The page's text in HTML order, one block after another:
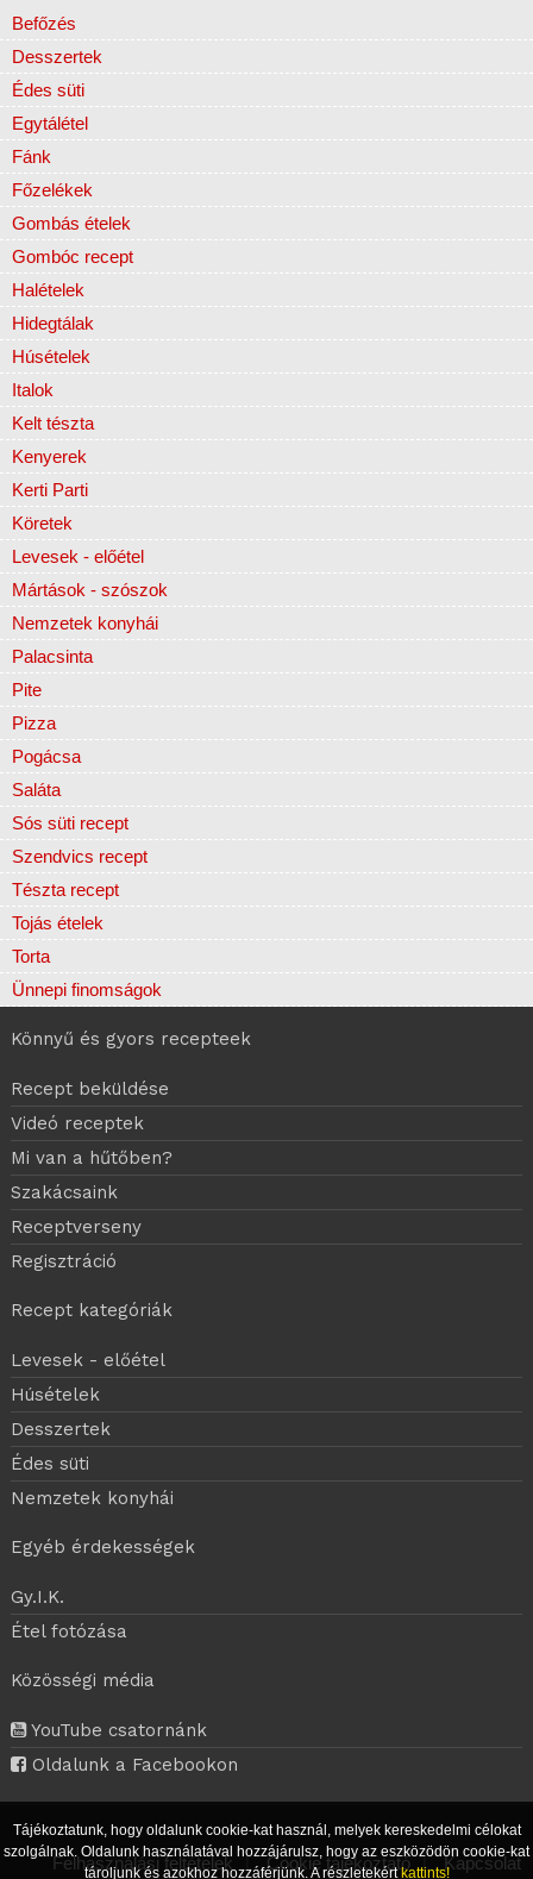
Befőzés
Desszertek
Édes süti
Egytálétel
Fánk
Főzelékek
Gombás ételek
Gombóc recept
Halételek
Hidegtálak
Húsételek
Italok
Kelt tészta
Kenyerek
Kerti Parti
Köretek
Levesek - előétel
Mártások - szószok
Nemzetek konyhái
Palacsinta
Pite
Pizza
Pogácsa
Saláta
Sós süti recept
Szendvics recept
Tészta recept
Tojás ételek
Torta
Ünnepi finomságok
Könnyű és gyors recepteek
Recept beküldése
Videó receptek
Mi van a hűtőben?
Szakácsaink
Receptverseny
Regisztráció
Recept kategóriák
Levesek - előétel
Húsételek
Desszertek
Édes süti
Nemzetek konyhái
Egyéb érdekességek
Gy.I.K.
Étel fotózása
Közösségi média
YouTube csatornánk
Oldalunk a Facebookon
Felhasználási feltételek | Cookie tájékoztató | Kapcsolat
Tájékoztatunk, hogy oldalunk cookie-kat használ, melyek kereskedelmi célokat
szolgálnak. Oldalunk használatával hozzájárulsz, hogy az eszközödön cookie-kat
tároljunk és azokhoz hozzáférjünk. A részletekértkattints!